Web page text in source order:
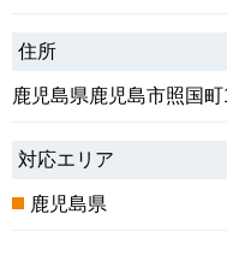
住所
鹿児島県鹿児島市照国
対応エリア
鹿児島県